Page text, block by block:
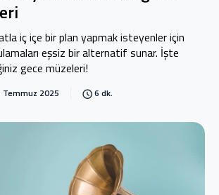
iç içe bir plan yapmak isteyenler için
eşsiz bir alternatif sunar. İşte
gece müzeleri!
Temmuz 2025 6 dk.